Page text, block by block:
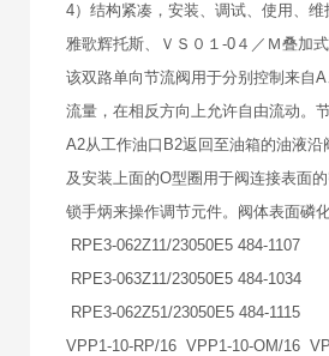
4）结构紧凑，安装、调试、使用、
雅歌辉托斯、ＶＳ０１-0４／Ｍ叠加
该双路单向节流阀用于分别控制来自
流量，在相反方向上允许自由流动。
A2从工作油口B2返回至油箱的油液
及安装上面的O型圈用于阀连接表面
锁手炳来操作调节元件。阀体表面磷
RPE3-062Z11/23050E5 484-1107
RPE3-063Z11/23050E5 484-1034
RPE3-062Z51/23050E5 484-1115
VPP1-10-RP/16 VPP1-10-OM/16